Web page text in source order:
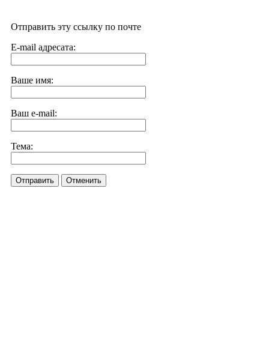
Отправить эту ссылку по почте
E-mail адресата:
Ваше имя:
Ваш e-mail:
Тема:
Отправить Отменить